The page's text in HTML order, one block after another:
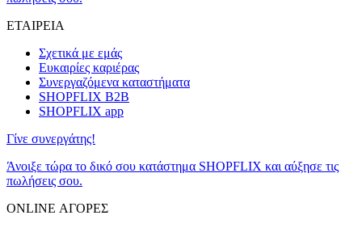
ΕΤΑΙΡΕΙΑ
Σχετικά με εμάς
Ευκαιρίες καριέρας
Συνεργαζόμενα καταστήματα
SHOPFLIX B2B
SHOPFLIX app
Γίνε συνεργάτης!
Άνοιξε τώρα το δικό σου κατάστημα SHOPFLIX και αύξησε τις
πωλήσεις σου.
ONLINE ΑΓΟΡΕΣ